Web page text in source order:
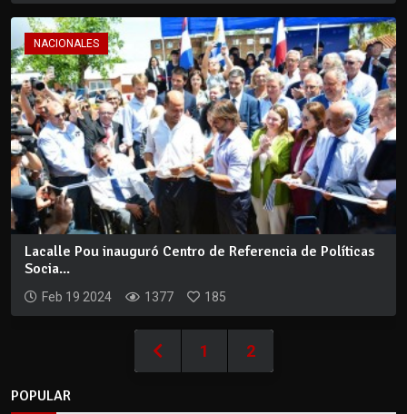
NACIONALES
Lacalle Pou inauguró Centro de Referencia de Políticas
Socia...
Feb 19 2024 1377 185
1 2
POPULAR